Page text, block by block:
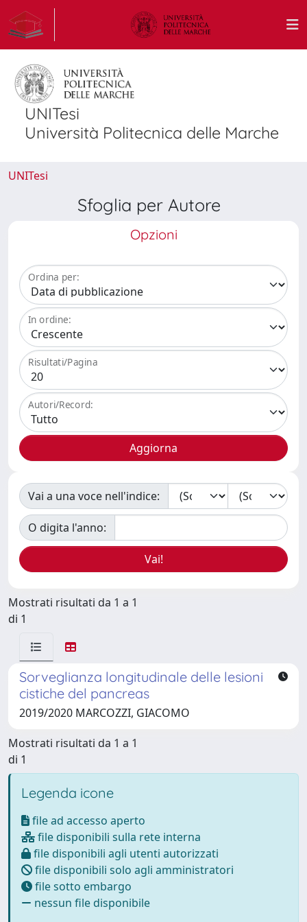
UNITesi
Università Politecnica delle Marche
UNITesi
Sfoglia per Autore
Opzioni
Ordina per:
In ordine:
Risultati/Pagina
Autori/Record:
Vai a una voce nell'indice:
O digita l'anno:
Mostrati risultati da 1 a 1
di 1
Sorveglianza longitudinale delle lesioni
cistiche del pancreas
2019/2020 MARCOZZI, GIACOMO
Mostrati risultati da 1 a 1
di 1
Legenda icone
file ad accesso aperto
file disponibili sulla rete interna
file disponibili agli utenti autorizzati
file disponibili solo agli amministratori
file sotto embargo
nessun file disponibile